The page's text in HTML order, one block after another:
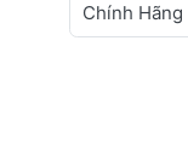
Chính Hãng